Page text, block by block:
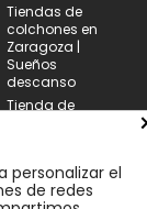
Tiendas de
colchones en
Zaragoza |
Sueños
descanso
Tienda de
|Sueños
descans
personalizar el
de redes